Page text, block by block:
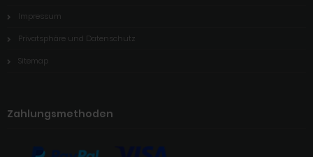
Impressum
Privatsphäre und Datenschutz
Sitemap
Zahlungsmethoden